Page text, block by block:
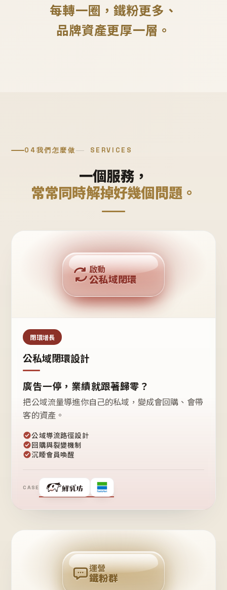
每轉一圈，鐵粉更多、
品牌資產更厚一層。
04我們怎麼做 SERVICES
一個服務，
常常同時解掉好幾個問題。
公域流量
私域鐵粉
回購複利
啟動
公私域閉環
閉環增長
公私域閉環設計
廣告一停，業績就跟著歸零？
把公域流量導進你自己的私域，變成會回購、會帶
客的資產。
公域導流路徑設計
回購與裂變機制
沉睡會員喚醒
CASE
❤
粉
回
購
運營
鐵粉群